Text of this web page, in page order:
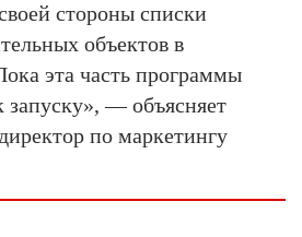
стороны списки
объектов в
эта часть программы
запуску», — объясняет
по маркетингу